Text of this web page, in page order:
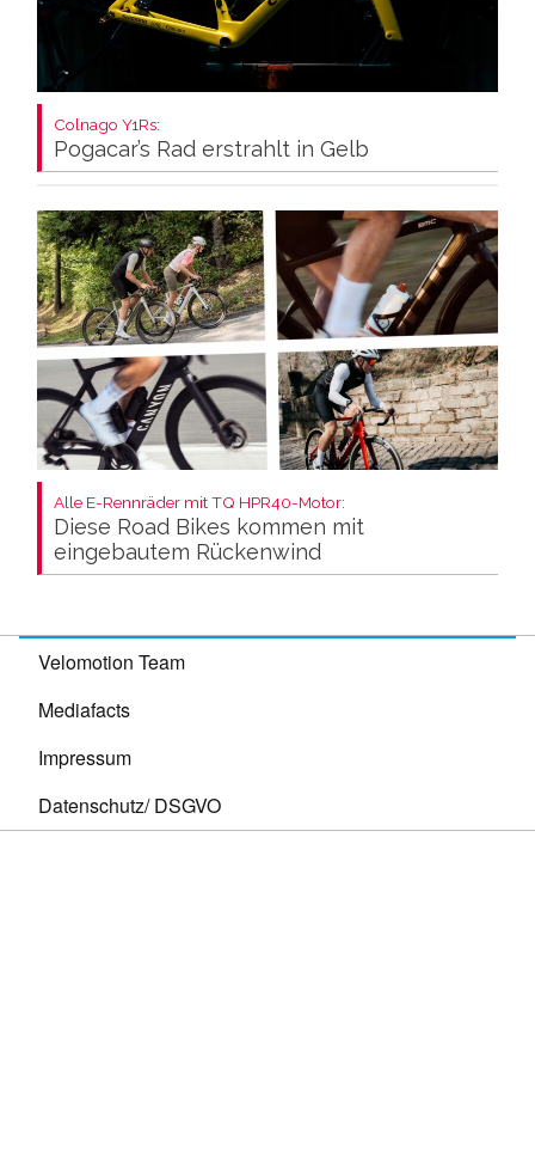
Colnago Y1Rs:
Pogacar’s Rad erstrahlt in Gelb
Alle E-Rennräder mit TQ HPR40-Motor:
Diese Road Bikes kommen mit
eingebautem Rückenwind
Velomotion Team
Mediafacts
Impressum
Datenschutz/ DSGVO